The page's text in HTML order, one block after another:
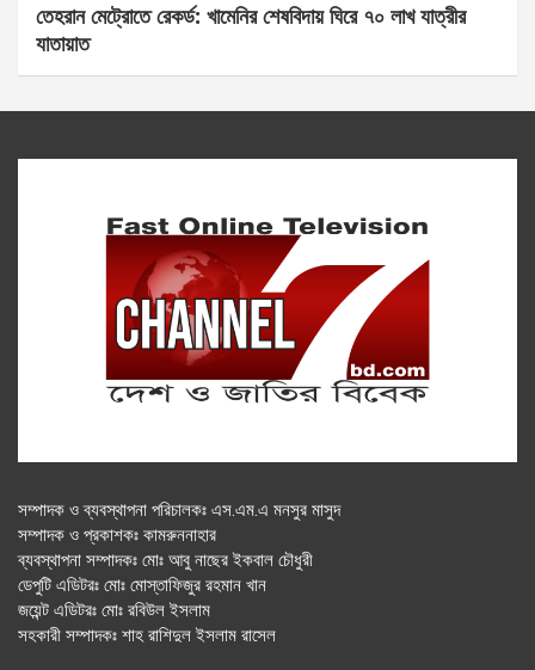
তেহরান মেট্রোতে রেকর্ড: খামেনির শেষবিদায় ঘিরে ৭০ লাখ যাত্রীর
যাতায়াত
সম্পাদক ও ব্যবস্থাপনা পরিচালকঃ এস.এম.এ মনসুর মাসুদ
সম্পাদক ও প্রকাশকঃ কামরুননাহার
ব্যবস্থাপনা সম্পাদকঃ মোঃ আবু নাছের ইকবাল চৌধুরী
ডেপুটি এডিটরঃ মোঃ মোস্তাফিজুর রহমান খান
জয়েন্ট এডিটরঃ মোঃ রবিউল ইসলাম
সহকারী সম্পাদকঃ শাহ রাশিদুল ইসলাম রাসেল